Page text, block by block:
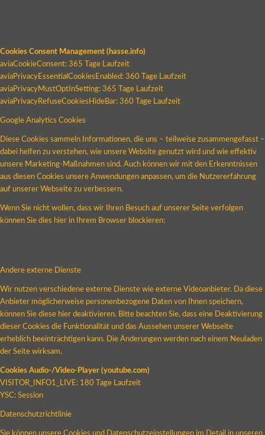
Cookies Consent Management (hasse.info)
aviaCookieConsent: 365 Tage Laufzeit
aviaPrivacyEssentialCookiesEnabled: 360 Tage Laufzeit
aviaPrivacyMustOptInSetting: 365 Tage Laufzeit
aviaPrivacyRefuseCookiesHideBar: 360 Tage Laufzeit
Google Analytics Cookies
Diese Cookies sammeln Informationen, die uns – teilweise zusammengefasst –
dabei helfen zu verstehen, wie unsere Website genutzt wird und wie effektiv
unsere Marketing-Maßnahmen sind. Auch können wir mit den Erkenntnissen
aus diesen Cookies unsere Anwendungen anpassen, um die Nutzererfahrung
auf unserer Webseite zu verbessern.
Wenn Sie nicht wollen, dass wir Ihren Besuch auf unserer Seite verfolgen
können Sie dies hier in Ihrem Browser blockieren:
Andere externe Dienste
Wir nutzen verschiedene externe Dienste wie externe Videoanbieter. Da diese
Anbieter möglicherweise personenbezogene Daten von Ihnen speichern,
können Sie diese hier deaktivieren. Bitte beachten Sie, dass eine Deaktivierung
dieser Cookies die Funktionalität und das Aussehen unserer Webseite
erheblich beeinträchtigen kann. Die Änderungen werden nach einem Neuladen
der Seite wirksam.
Cookies Audio-/Video-Player (youtube.com)
VISITOR_INFO1_LIVE: 180 Tage Laufzeit
YSC: Session
Datenschutzrichtlinie